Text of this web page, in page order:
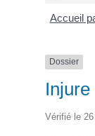
Accueil
Dossier
Vérifié le